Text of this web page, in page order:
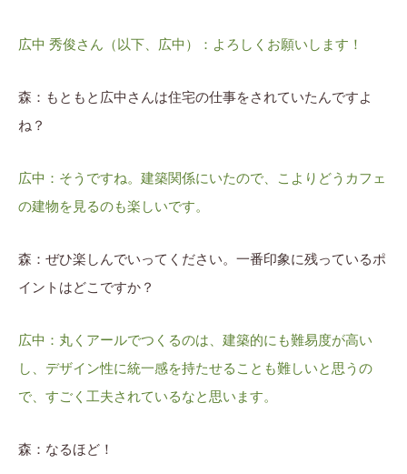
広中 秀俊さん（以下、広中）：よろしくお願いします！
森：もともと広中さんは住宅の仕事をされていたんですよ
ね？
広中：そうですね。建築関係にいたので、こよりどうカフェ
の建物を見るのも楽しいです。
森：ぜひ楽しんでいってください。一番印象に残っているポ
イントはどこですか？
広中：丸くアールでつくるのは、建築的にも難易度が高い
し、デザイン性に統一感を持たせることも難しいと思うの
で、すごく工夫されているなと思います。
森：なるほど！